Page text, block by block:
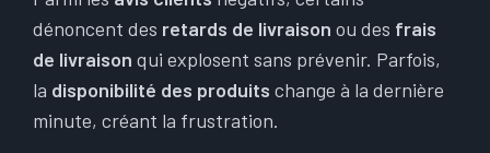
dénoncent des retards de livraison ou des frais
de livraison qui explosent sans prévenir. Parfois,
la disponibilité des produits change à la dernière
minute, créant la frustration.